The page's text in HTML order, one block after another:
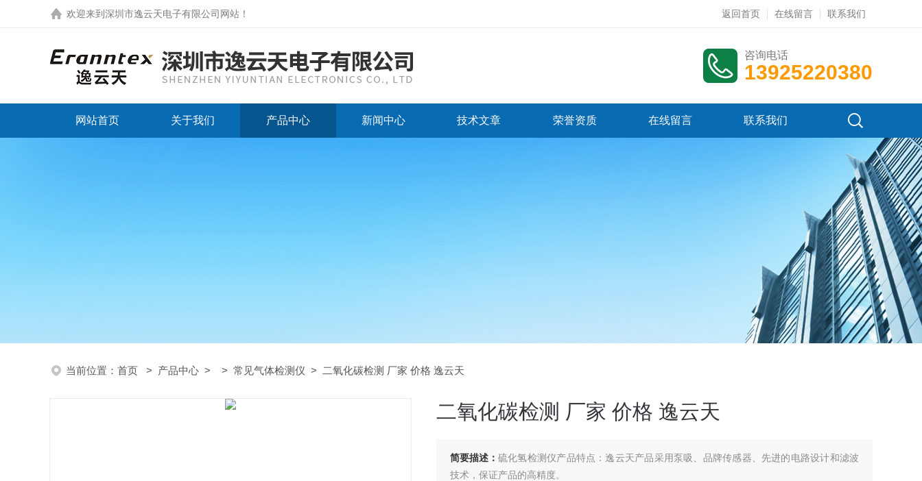
欢迎来到 深圳市逸云天电子有限公司网站 ！ 返回首页 在线留言 联系我们
咨询电话
13925220380
网站首页 关于我们 产品中心 新闻中心 技术文章 荣誉资质 在线留言 联系我们
当前位置： 首页 > 产品中心 > > 常见气体检测仪 > 二氧化碳检测 厂家 价格 逸云天
二氧化碳检测 厂家 价格 逸云天
简要描述： 硫化氢检测仪产品特点：逸云天产品采用泵吸、品牌传感器、先进的电路设计和滤波
技术，保证产品的高精度。